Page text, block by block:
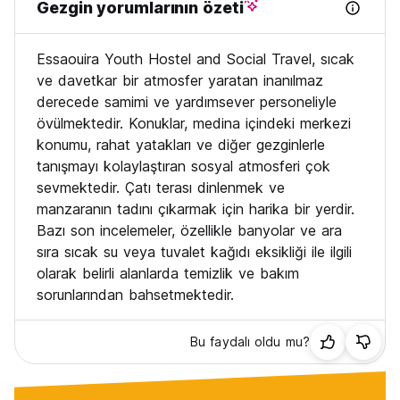
Gezgin yorumlarının özeti
Essaouira Youth Hostel and Social Travel, sıcak
ve davetkar bir atmosfer yaratan inanılmaz
derecede samimi ve yardımsever personeliyle
övülmektedir. Konuklar, medina içindeki merkezi
konumu, rahat yatakları ve diğer gezginlerle
tanışmayı kolaylaştıran sosyal atmosferi çok
sevmektedir. Çatı terası dinlenmek ve
manzaranın tadını çıkarmak için harika bir yerdir.
Bazı son incelemeler, özellikle banyolar ve ara
sıra sıcak su veya tuvalet kağıdı eksikliği ile ilgili
olarak belirli alanlarda temizlik ve bakım
sorunlarından bahsetmektedir.
Bu faydalı oldu mu?